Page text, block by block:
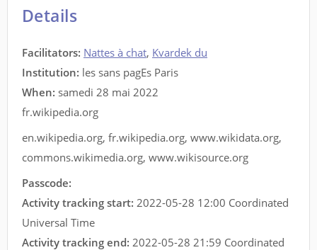
Details
Facilitators: Nattes à chat, Kvardek du
Institution: les sans pagEs Paris
When: samedi 28 mai 2022
fr.wikipedia.org
en.wikipedia.org, fr.wikipedia.org, www.wikidata.org,
commons.wikimedia.org, www.wikisource.org
Passcode:
Activity tracking start: 2022-05-28 12:00 Coordinated
Universal Time
Activity tracking end: 2022-05-28 21:59 Coordinated